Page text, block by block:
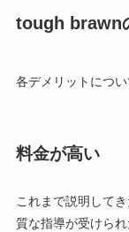
tough brawn
各デメリットにつ
料金が高い
これまで説明してき
質な指導が受けら